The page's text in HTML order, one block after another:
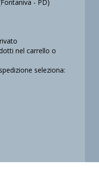
- PD)
nel carrello o
seleziona: